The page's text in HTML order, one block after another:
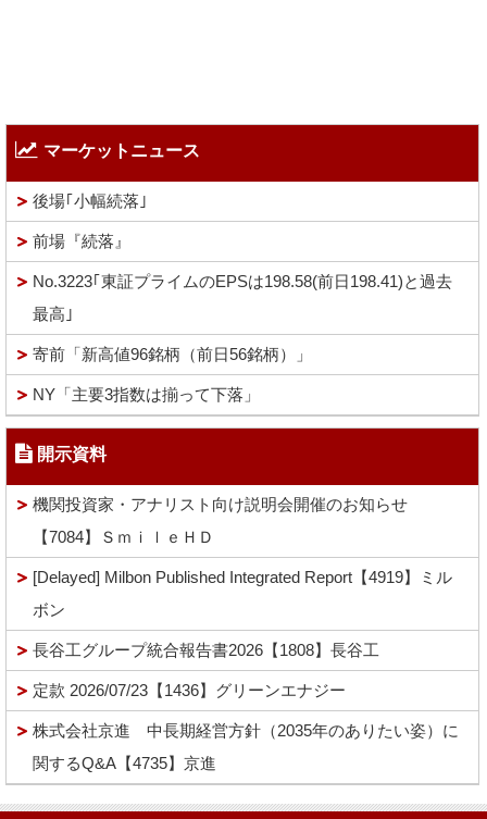
マーケットニュース
後場｢小幅続落｣
前場『続落』
No.3223｢東証プライムのEPSは198.58(前日198.41)と過去
最高｣
寄前「新高値96銘柄（前日56銘柄）」
NY「主要3指数は揃って下落」
開示資料
機関投資家・アナリスト向け説明会開催のお知らせ
【7084】ＳｍｉｌｅＨＤ
[Delayed] Milbon Published Integrated Report【4919】ミル
ボン
長谷工グループ統合報告書2026【1808】長谷工
定款 2026/07/23【1436】グリーンエナジー
株式会社京進 中長期経営方針（2035年のありたい姿）に
関するQ&A【4735】京進